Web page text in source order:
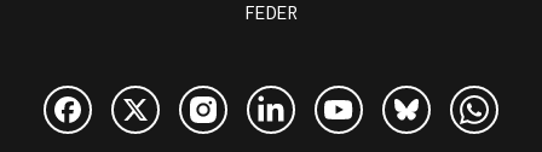
FEDER